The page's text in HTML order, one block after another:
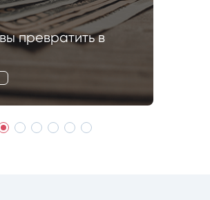
превратить в